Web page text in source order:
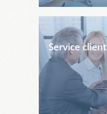
Service client